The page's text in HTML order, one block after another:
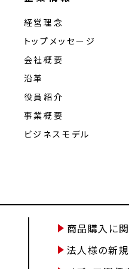
経営理念
トップメッセージ
会社概要
沿革
役員紹介
事業概要
ビジネスモデル
商品購入に
法人様の新